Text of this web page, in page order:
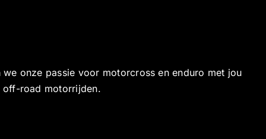
onze passie voor motorcross en enduro met jou
off-road motorrijden.